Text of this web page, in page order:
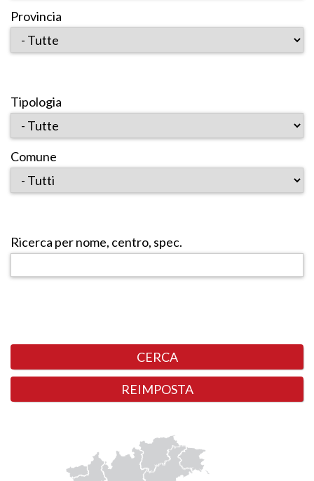
Provincia
Tipologia
Comune
Ricerca per nome, centro, spec.